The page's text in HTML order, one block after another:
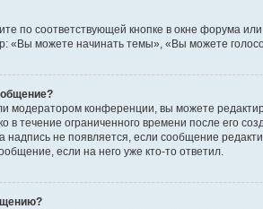
по соответствующей кнопке в окне форума
можете начинать темы», «Вы можете
модератором конференции, вы можете
в течение ограниченного времени после его
надпись не появляется, если сообщение
если на него уже кто-то ответил.